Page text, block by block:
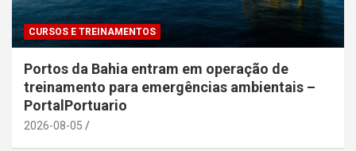
CURSOS E TREINAMENTOS
Portos da Bahia entram em operação de
treinamento para emergências ambientais –
PortalPortuario
2026-08-05